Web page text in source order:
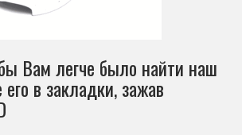
Вам легче было найти наш
его в закладки, зажав